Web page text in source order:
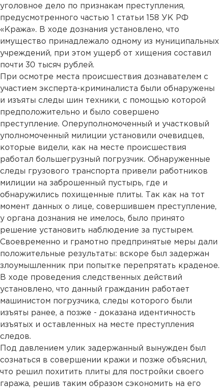
уголовное дело по признакам преступления,
предусмотренного частью 1 статьи 158 УК РФ
«Кража». В ходе дознания установлено, что
имущество принадлежало одному из муниципальных
учреждений, при этом ущерб от хищения составил
почти 30 тысяч рублей.
При осмотре места происшествия дознавателем с
участием эксперта-криминалиста были обнаружены
и изъяты следы шин техники, с помощью которой
предположительно и было совершено
преступление. Оперуполномоченный и участковый
уполномоченный милиции установили очевидцев,
которые видели, как на месте происшествия
работал большегрузный погрузчик. Обнаруженные
следы грузового транспорта привели работников
милиции на заброшенный пустырь, где и
обнаружились похищенные плиты. Так как на тот
момент данных о лице, совершившем преступление,
у органа дознания не имелось, было принято
решение установить наблюдение за пустырем.
Своевременно и грамотно предпринятые меры дали
положительные результаты: вскоре был задержан
злоумышленник при попытке перепрятать краденое.
В ходе проведения следственных действий
установлено, что данный гражданин работает
машинистом погрузчика, следы которого были
изъяты ранее, а позже - доказана идентичность
изъятых и оставленных на месте преступления
следов.
Под давлением улик задержанный вынужден был
сознаться в совершении кражи и позже объяснил,
что решил похитить плиты для постройки своего
гаража, решив таким образом сэкономить на его